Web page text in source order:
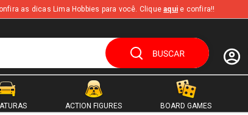
as dicas Lima Hobbies para você. Cliqueaqui e confira!!
ACTION FIGURES BOARD GAMES